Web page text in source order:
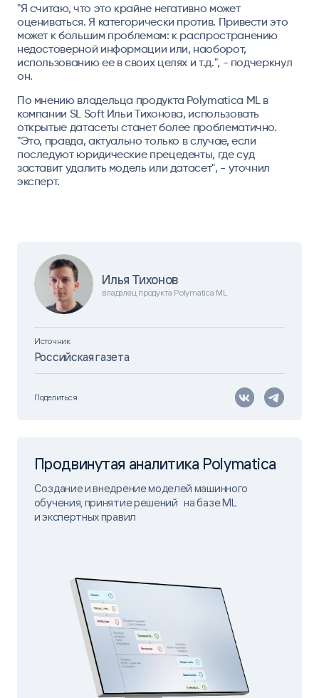
Илья Тихонов
владелец продукта Polymatica ML
Источник
Российская газета
Поделиться
"Я считаю, что это крайне негативно может
оцениваться. Я категорически против. Привести это
может к большим проблемам: к распространению
недостоверной информации или, наоборот,
использованию ее в своих целях и т.д.", - подчеркнул
он.
По мнению владельца продукта Polymatica ML в
компании SL Soft Ильи Тихонова, использовать
открытые датасеты станет более проблематично.
"Это, правда, актуально только в случае, если
последуют юридические прецеденты, где суд
заставит удалить модель или датасет", - уточнил
эксперт.
Продвинутая аналитика Polymatica
Создание и внедрение моделей машинного
обучения, принятие решений на базе ML
и экспертных правил